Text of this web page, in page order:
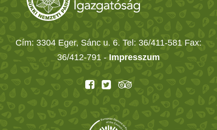
Cím: 3304 Eger, Sánc u. 6. Tel: 36/411-581 Fax:
36/412-791 - Impresszum